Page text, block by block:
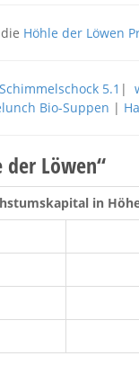
Höhle der Löwen
Schimmelschock 5.1 |
Bio-Suppen |
der Löwen“
in